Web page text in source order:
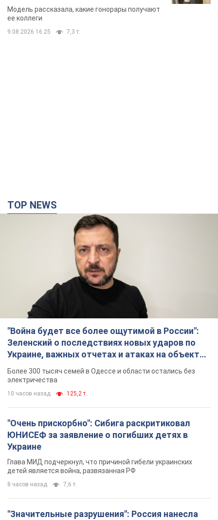
стороне модельной карьеры
Модель рассказала, какие гонорары получают
ее коллеги
9.08.2026 16:25 7,3 т.
TOP NEWS
"Война будет все более ощутимой в России":
Зеленский о последствиях новых ударов по
Украине, важных отчетах и атаках на объекты
противника. Видео
Более 300 тысяч семей в Одессе и области остались без
электричества
10 часов назад 125,2 т.
"Очень прискорбно": Сибига раскритиковал
ЮНИСЕФ за заявление о погибших детях в
Украине
Глава МИД подчеркнул, что причиной гибели украинских
детей является война, развязанная РФ
8 часов назад 7,6 т.
"Значительные разрушения": Россия нанесла